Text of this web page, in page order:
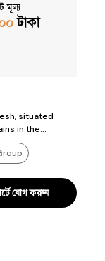
মূল্য
টাকা
situated
in the
যোগ করুন